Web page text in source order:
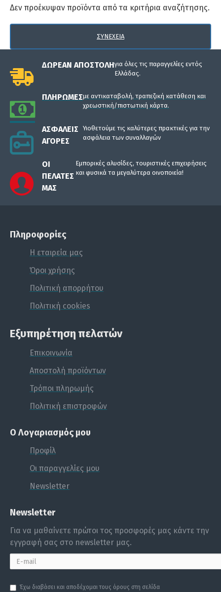
Δεν προέκυψαν προϊόντα από τα κριτήρια αναζήτησης.
ΣΥΝΈΧΕΙΑ
ΔΩΡΕΆΝ ΑΠΟΣΤΟΛΉγια όλες τις παραγγελίες εντός
Ελλάδας.
ΠΛΗΡΩΜΈΣμε αντικαταβολή, τραπεζική κατάθεση και
χρεωστική/πιστωτική κάρτα.
ΑΣΦΑΛΕΊΣ
ΑΓΟΡΈΣ
Υιοθετούμε τις καλύτερες πρακτικές για την
ασφάλεια των συναλλαγών
ΟΙ
ΠΕΛΆΤΕΣ
ΜΑΣ
Εμπορικές αλυσίδες, τουριστικές επιχειρήσεις
και φυσικά τα μεγαλύτερα οινοποιεία!
Πληροφορίες
Η εταιρεία μας
Όροι χρήσης
Πολιτική απορρήτου
Πολιτική cookies
Εξυπηρέτηση πελατών
Επικοινωνία
Αποστολή προϊόντων
Τρόποι πληρωμής
Πολιτική επιστροφών
Ο Λογαριασμός μου
Προφίλ
Οι παραγγελίες μου
Newsletter
Newsletter
Για να μαθαίνετε πρώτοι τος προσφορές μας κάντε την
εγγραφή σας στο newsletter μας.
Έχω διαβάσει και αποδέχομαι τους όρους στη σελίδα